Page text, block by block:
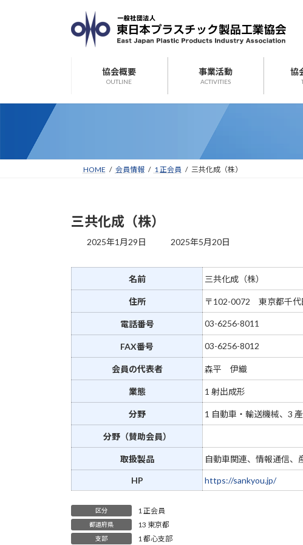
協会概要
OUTLINE
事業活動
ACTIVITIES
協
HOME 会員情報 1 正会員 三共化成（株）
三共化成（株）
2025年1月29日
最
更
日
:
2025年5月20日
名前 三共化成（株）
住所 〒102-0072 東京都千代
電話番号 03-6256-8011
FAX番号 03-6256-8012
会員の代表者 森平 伊織
業態 1 射出成形
分野 1 自動車・輸送機械、3
分野（賛助会員）
取扱製品 自動車関連、情報通信、
HP https://sankyou.jp/
区分 1 正会員
都道府県 13 東京都
支部 1 都心支部